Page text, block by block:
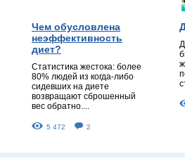
Чем обусловлена
неэффективность
диет?
Статистика жестока: более
80% людей из когда-либо
сидевших на диете
возвращают сброшенный
вес обратно....
5 472 2